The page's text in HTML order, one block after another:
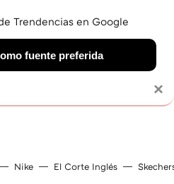
Nike El Corte Inglés
×
Trendencias en Google
fuente preferida